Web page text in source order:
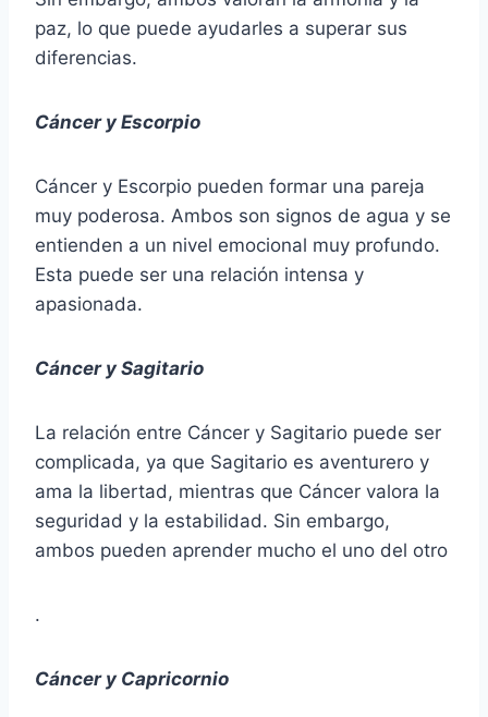
paz, lo que puede ayudarles a superar sus
diferencias.
Cáncer y Escorpio
Cáncer y Escorpio pueden formar una pareja
muy poderosa. Ambos son signos de agua y se
entienden a un nivel emocional muy profundo.
Esta puede ser una relación intensa y
apasionada.
Cáncer y Sagitario
La relación entre Cáncer y Sagitario puede ser
complicada, ya que Sagitario es aventurero y
ama la libertad, mientras que Cáncer valora la
seguridad y la estabilidad. Sin embargo,
ambos pueden aprender mucho el uno del otro
.
Cáncer y Capricornio